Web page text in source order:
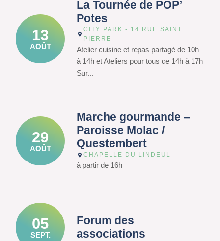
13
AOÛT
La Tournée de POP’
Potes
CITY PARK - 14 RUE SAINT
PIERRE
Atelier cuisine et repas partagé de 10h
à 14h et Ateliers pour tous de 14h à 17h
Sur...
29
AOÛT
Marche gourmande –
Paroisse Molac /
Questembert
CHAPELLE DU LINDEUL
à partir de 16h
05
SEPT.
Forum des
associations